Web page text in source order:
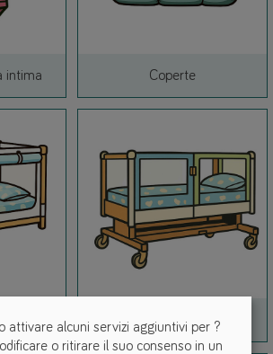
intimaLink CoperteLink
Link Letti di cura Link
attivare alcuni servizi aggiuntivi per ?
o ritirare il suo consenso in un